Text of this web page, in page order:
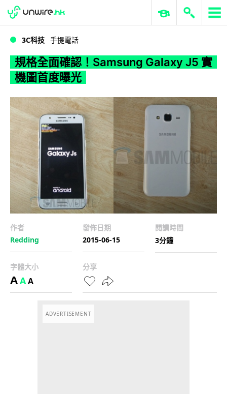
WWDC 2026 ERP 與商業 AI
3C科技 手提電話
規格全面確認！Samsung Galaxy J5 實
機圖首度曝光
作者
Redding
發佈日期
2015-06-15
閱讀時間
3分鐘
字體大小
AAA
分享
ADVERTISEMENT